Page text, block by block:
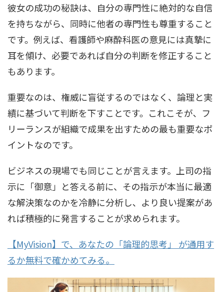
彼女の成功の秘訣は、自分の専門性に絶対的な自信
を持ちながら、同時に他者の専門性も尊重すること
です。例えば、看護師や麻酔科医の意見には真摯に
耳を傾け、必要であれば自分の判断を修正すること
もあります。
重要なのは、権威に盲従するのではなく、論理と実
績に基づいて判断を下すことです。これこそが、フ
リーランスが組織で成果を出すための最も重要なポ
イントなのです。
ビジネスの現場でも同じことが言えます。上司の指
示に「御意」と答える前に、その指示が本当に最適
な解決策なのかを冷静に分析し、より良い提案があ
れば積極的に発言することが求められます。
【MyVision】で、あなたの「論理的思考」 が通用す
るか無料で確かめてみる。